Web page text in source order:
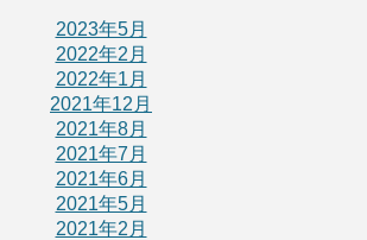
2023年5月
2022年2月
2022年1月
2021年12月
2021年8月
2021年7月
2021年6月
2021年5月
2021年2月